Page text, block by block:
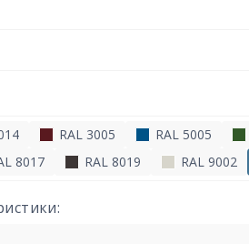
RAL 3005 RAL 5005
8017 RAL 8019 RAL 9002